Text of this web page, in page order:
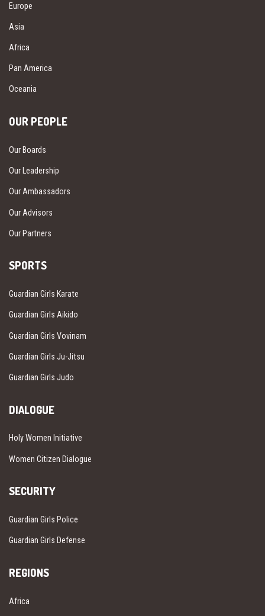
Europe
Asia
Africa
Pan America
Oceania
OUR PEOPLE
Our Boards
Our Leadership
Our Ambassadors
Our Advisors
Our Partners
SPORTS
Guardian Girls Karate
Guardian Girls Aikido
Guardian Girls Vovinam
Guardian Girls Ju-Jitsu
Guardian Girls Judo
DIALOGUE
Holy Women Initiative
Women Citizen Dialogue
SECURITY
Guardian Girls Police
Guardian Girls Defense
REGIONS
Africa